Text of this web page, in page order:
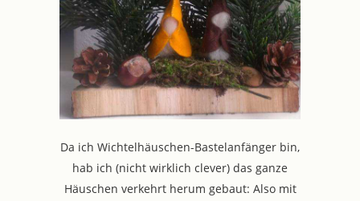
Da ich Wichtelhäuschen-Bastelanfänger bin,
hab ich (nicht wirklich clever) das ganze
Häuschen verkehrt herum gebaut: Also mit